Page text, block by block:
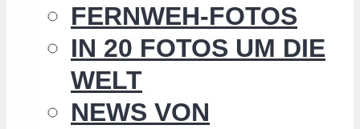
FERNWEH-FOTOS
IN 20 FOTOS UM DIE
WELT
NEWS VON